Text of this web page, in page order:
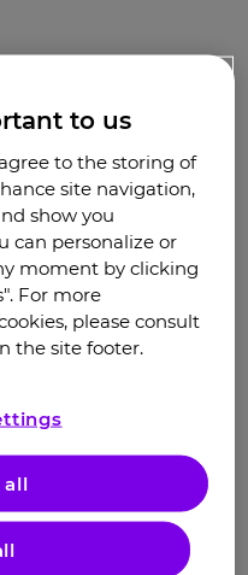
«Путь к
to us
to the storing of
site navigation,
show you
can personalize or
moment by clicking
For more
please consult
the site footer.
all